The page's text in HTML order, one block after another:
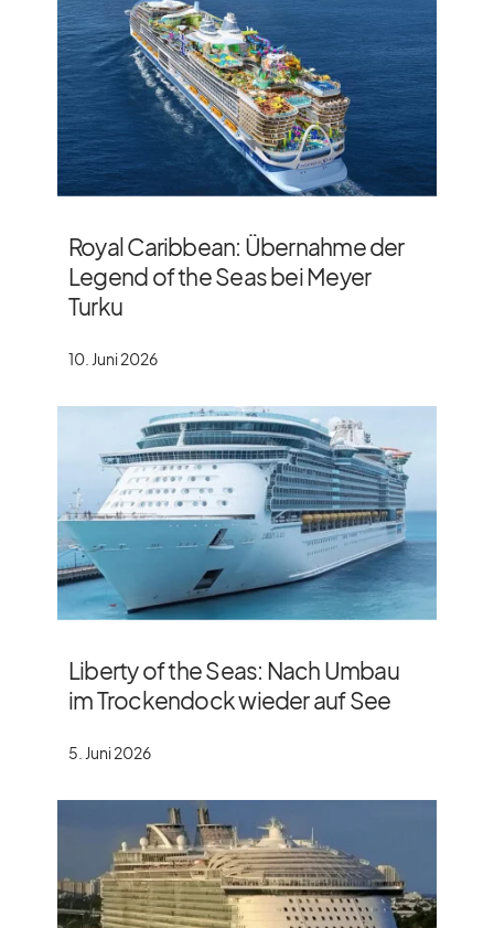
Royal Caribbean: Übernahme der
Legend of the Seas bei Meyer
Turku
10. Juni 2026
Liberty of the Seas: Nach Umbau
im Trockendock wieder auf See
5. Juni 2026